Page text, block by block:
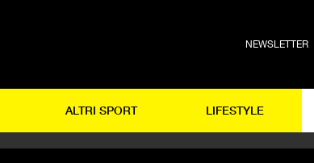
NEWSLETTER
ALTRI SPORT LIFESTYLE